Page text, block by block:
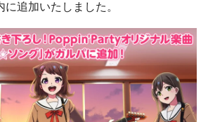
追加いたしました。